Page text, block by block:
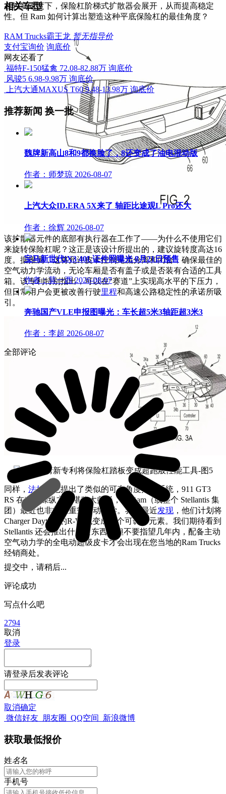
在较高速度下，保险杠阶梯式扩散器会展开，从而提高稳定
性。但 Ram 如何计算出塑造这种平底保险杠的最佳角度？
该扩散器元件的底部有执行器在工作了——为什么不使用它们
来旋转保险杠呢？这正是该设计所提出的，建议旋转度高达16
度。据推测，这将允许皮卡控制尾流分离和闭合，确保最佳的
空气动力学流动，无论车厢是否有盖子或是否装有合适的工具
箱。该专利特别指出，可以在“赛道”上实现高水平的下压力，
但日常用户会更被改善行驶里程和高速公路稳定性的承诺所吸
引。
同样， 法拉利
也提出了类似的可变角度排气系统，911 GT3
RS 在空气操纵方面堪称大师级，但 Ram（或整个 Stellantis 集
团）最近也非常注重空气动力学。我们最近发现 ，他们计划将
Charger Daytona的R-Wing变成一个可调节元素。我们期待看到
Stellantis 还会推出什么新东西，但不要指望几年内，配备主动
空气动力学的全电动超级皮卡才会出现在您当地的Ram Trucks
经销商处。
相关车型
RAM Trucks霸王龙 暂无指导价
支付宝询价 询底价
网友还看了
福特F-150猛禽 72.08-82.88万 询底价
风骏5 6.98-9.98万 询底价
上汽大通MAXUS T60 9.48-13.98万 询底价
推荐新闻 换一批
魏牌新高山8和9都换脸了，8还变成了油电混动版
作者：师梦琼 2026-08-07
上汽大众ID.ERA 5X来了 轴距比途观L Pro还大
作者：徐辉 2026-08-07
宝马新世代iX3 40L证件照曝光 8月21日预售
作者：莫一西 2026-08-07
奔驰国产VLE申报图曝光：车长超5米3轴距超3米3
作者：李超 2026-08-07
全部评论
提交中，请稍后...
评论成功
写点什么吧
2794
取消
登录
请登录后发表评论
取消确定
微信好友 朋友圈 QQ空间 新浪微博
获取最低报价
姓名名
手机号